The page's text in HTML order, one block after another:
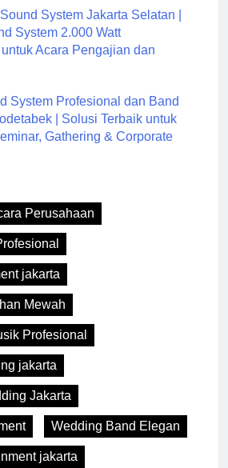
System Jakarta Selatan |
System 2.000 Watt
Acara Pengajian dan
System Profesional dan Band
| Solusi Terbaik untuk
Gathering & Corporate
Perusahaan
jakarta
Mewah
Profesional
jakarta
Jakarta
Wedding Band Elegan
jakarta